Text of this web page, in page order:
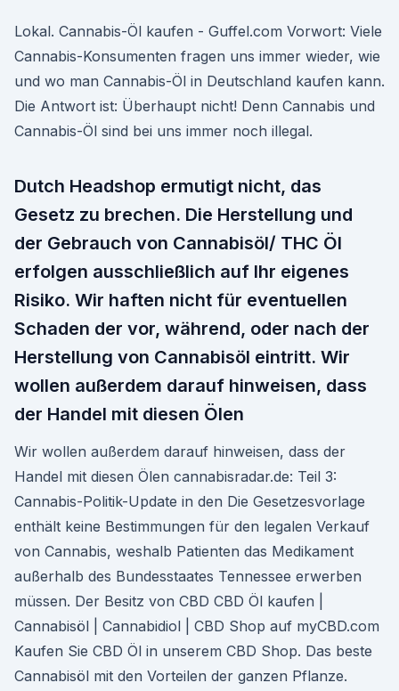
Lokal. Cannabis-Öl kaufen - Guffel.com Vorwort: Viele
Cannabis-Konsumenten fragen uns immer wieder, wie
und wo man Cannabis-Öl in Deutschland kaufen kann.
Die Antwort ist: Überhaupt nicht! Denn Cannabis und
Cannabis-Öl sind bei uns immer noch illegal.
Dutch Headshop ermutigt nicht, das
Gesetz zu brechen. Die Herstellung und
der Gebrauch von Cannabisöl/ THC Öl
erfolgen ausschließlich auf Ihr eigenes
Risiko. Wir haften nicht für eventuellen
Schaden der vor, während, oder nach der
Herstellung von Cannabisöl eintritt. Wir
wollen außerdem darauf hinweisen, dass
der Handel mit diesen Ölen
Wir wollen außerdem darauf hinweisen, dass der
Handel mit diesen Ölen cannabisradar.de: Teil 3:
Cannabis-Politik-Update in den Die Gesetzesvorlage
enthält keine Bestimmungen für den legalen Verkauf
von Cannabis, weshalb Patienten das Medikament
außerhalb des Bundesstaates Tennessee erwerben
müssen. Der Besitz von CBD CBD Öl kaufen |
Cannabisöl | Cannabidiol | CBD Shop auf myCBD.com
Kaufen Sie CBD Öl in unserem CBD Shop. Das beste
Cannabisöl mit den Vorteilen der ganzen Pflanze.